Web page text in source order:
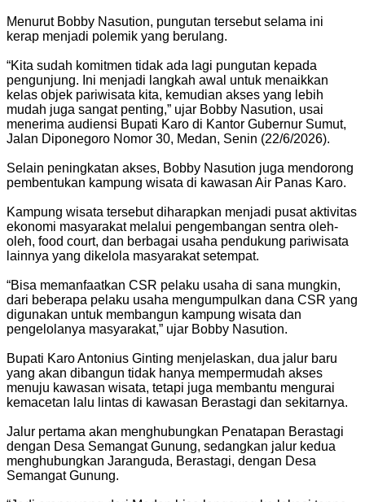
Menurut Bobby Nasution, pungutan tersebut selama ini
kerap menjadi polemik yang berulang.
“Kita sudah komitmen tidak ada lagi pungutan kepada
pengunjung. Ini menjadi langkah awal untuk menaikkan
kelas objek pariwisata kita, kemudian akses yang lebih
mudah juga sangat penting,” ujar Bobby Nasution, usai
menerima audiensi Bupati Karo di Kantor Gubernur Sumut,
Jalan Diponegoro Nomor 30, Medan, Senin (22/6/2026).
Selain peningkatan akses, Bobby Nasution juga mendorong
pembentukan kampung wisata di kawasan Air Panas Karo.
Kampung wisata tersebut diharapkan menjadi pusat aktivitas
ekonomi masyarakat melalui pengembangan sentra oleh-
oleh, food court, dan berbagai usaha pendukung pariwisata
lainnya yang dikelola masyarakat setempat.
“Bisa memanfaatkan CSR pelaku usaha di sana mungkin,
dari beberapa pelaku usaha mengumpulkan dana CSR yang
digunakan untuk membangun kampung wisata dan
pengelolanya masyarakat,” ujar Bobby Nasution.
Bupati Karo Antonius Ginting menjelaskan, dua jalur baru
yang akan dibangun tidak hanya mempermudah akses
menuju kawasan wisata, tetapi juga membantu mengurai
kemacetan lalu lintas di kawasan Berastagi dan sekitarnya.
Jalur pertama akan menghubungkan Penatapan Berastagi
dengan Desa Semangat Gunung, sedangkan jalur kedua
menghubungkan Jaranguda, Berastagi, dengan Desa
Semangat Gunung.